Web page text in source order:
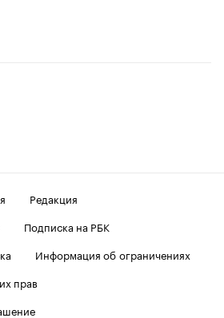
Редакция
Подписка на РБК
Информация об ограничениях
прав